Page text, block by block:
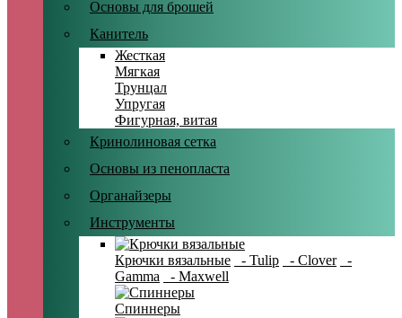
Основы для брошей
Канитель
Жесткая
Мягкая
Трунцал
Упругая
Фигурная, витая
Кринолиновая сетка
Основы из пенопласта
Органайзеры
Инструменты
Крючки вязальные - Tulip - Clover
-
Gamma
- Maxwell
Спиннеры